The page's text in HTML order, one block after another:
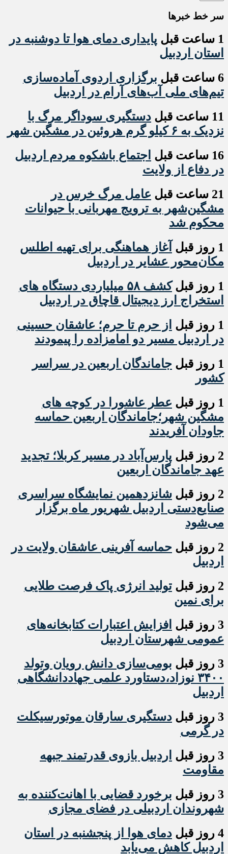
سر خط خبرها
1 ساعت قبل
پایداری دمای هوا تا دوشنبه در
استان اردبیل
6 ساعت قبل
برگزاری اردوی آماده‌سازی
تیم‌های ملی آب‌های آرام در اردبیل
11 ساعت قبل
دستگیری سوداگر مرگ با
نزدیک به ۶ کیلو گرم هروئین در مشگین شهر
16 ساعت قبل
اجتماع باشکوه مردم اردبیل
در دفاع از ولایت
21 ساعت قبل
عامل مرگ خرس در
مشگین‌شهر به ترویج مهربانی با حیوانات
محکوم شد
1 روز قبل
آغاز هماهنگی برای تهیه اطلس
مکان‌محور عشایر در اردبیل
1 روز قبل
کشف ۵۸ میلیاردی دستگاه های
استخراج ارز دیجیتال قاچاق در اردبیل
1 روز قبل
از حرم تا حرم؛ عاشقان حسینی
در اردبیل مسیر دو امامزاده را پیمودند
1 روز قبل
جاماندگان اربعین در سراسر
کشور
1 روز قبل
عطر عاشورا در کوچه های
مشگین شهر؛جاماندگان اربعین حماسه
جاودان آفریدند
2 روز قبل
پارس‌آباد در مسیر کربلا؛ تجدید
عهد جاماندگان اربعین
2 روز قبل
شانزدهمین نمایشگاه سراسری
صنایع‌دستی اردبیل شهریور ماه برگزار
می‌شود
2 روز قبل
حماسه آفرینی عاشقان ولایت در
اردبیل
2 روز قبل
تولید انرژی پاک فرصت طلایی
برای نمین
3 روز قبل
افزایش اعتبارات کتابخانه‌های
عمومی شهرستان اردبیل
3 روز قبل
بومی‌سازی دانش رویان وتولد
۳۴۰۰ نوزاد،دستاورد علمی جهاددانشگاهی
اردبیل
3 روز قبل
دستگیری سارقان موتورسیکلت
در گرمی
3 روز قبل
اردبیل بازوی قدرتمند جبهه
مقاومت
3 روز قبل
برخورد قضایی با اهانت‌کننده به
شهروندان اردبیلی در فضای مجازی
4 روز قبل
دمای هوا از پنجشنبه در استان
اردبیل کاهش می‌یابد